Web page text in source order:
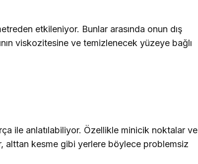
etkileniyor. Bunlar arasında onun dış
viskozitesine ve temizlenecek yüzeye bağlı
ile anlatılabiliyor. Özellikle minicik noktalar ve
alttan kesme gibi yerlere böylece problemsiz